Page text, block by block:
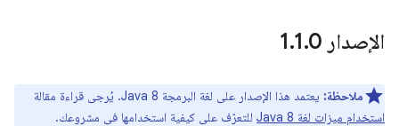
الإصدار 1 .1.0
ملاحظة: يعتمد هذا الإصدار على لغة البرمجة Java 8. يُرجى قراءة مقالة
استخدام ميزات لغة Java 8
للتعرّف على كيفية استخدامها في مشروعك.